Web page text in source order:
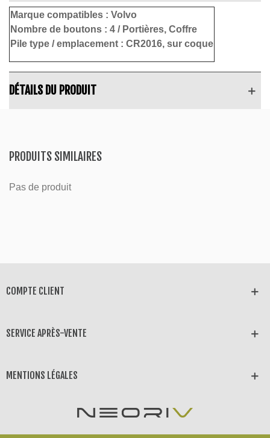
Marque compatibles : Volvo
Nombre de boutons : 4 / Portières, Coffre
Pile type / emplacement : CR2016, sur coque
DÉTAILS DU PRODUIT
PRODUITS SIMILAIRES
Pas de produit
COMPTE CLIENT
SERVICE APRÈS-VENTE
MENTIONS LÉGALES